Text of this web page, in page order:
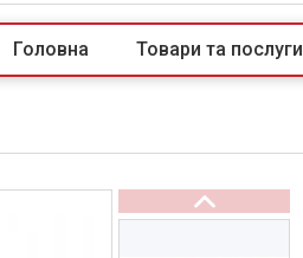
Головна Товари та послуги